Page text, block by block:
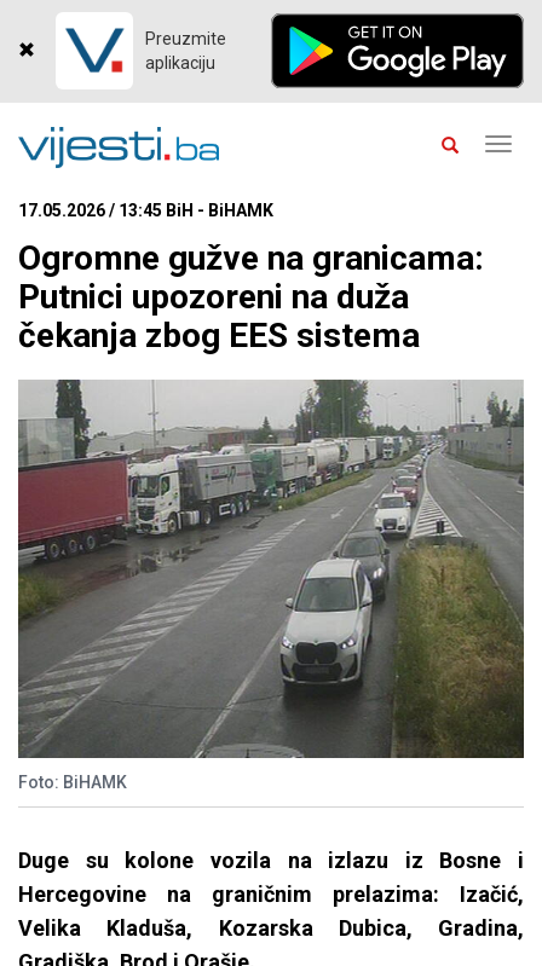
Preuzmite
aplikaciju
17.05.2026 / 13:45 BiH - BiHAMK
Ogromne gužve na granicama:
Putnici upozoreni na duža
čekanja zbog EES sistema
Foto: BiHAMK
Duge su kolone vozila na izlazu iz Bosne i
Hercegovine na graničnim prelazima: Izačić,
Velika Kladuša, Kozarska Dubica, Gradina,